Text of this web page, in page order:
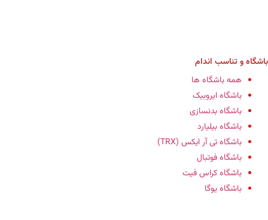
باشگاه‌ و تناسب اندام
همه باشگاه ها
باشگاه ایروبیک
باشگاه‌ بدنسازی
باشگاه بیلیارد
باشگاه تی آر ایکس (TRX)
باشگاه فوتبال
باشگاه کراس فیت
باشگاه یوگا